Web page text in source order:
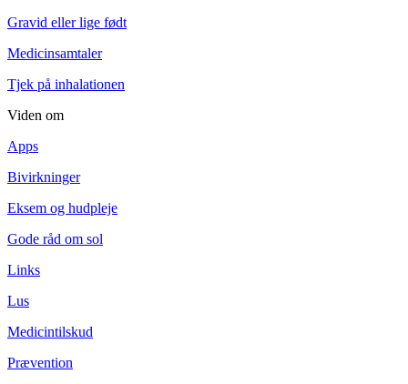
Gravid eller lige født
Medicinsamtaler
Tjek på inhalationen
Viden om
Apps
Bivirkninger
Eksem og hudpleje
Gode råd om sol
Links
Lus
Medicintilskud
Prævention